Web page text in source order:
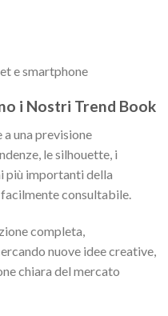
e smartphone
i Nostri Trend Book
una previsione
le silhouette, i
più importanti della
consultabile.
completa,
nuove idee creative,
chiara del mercato